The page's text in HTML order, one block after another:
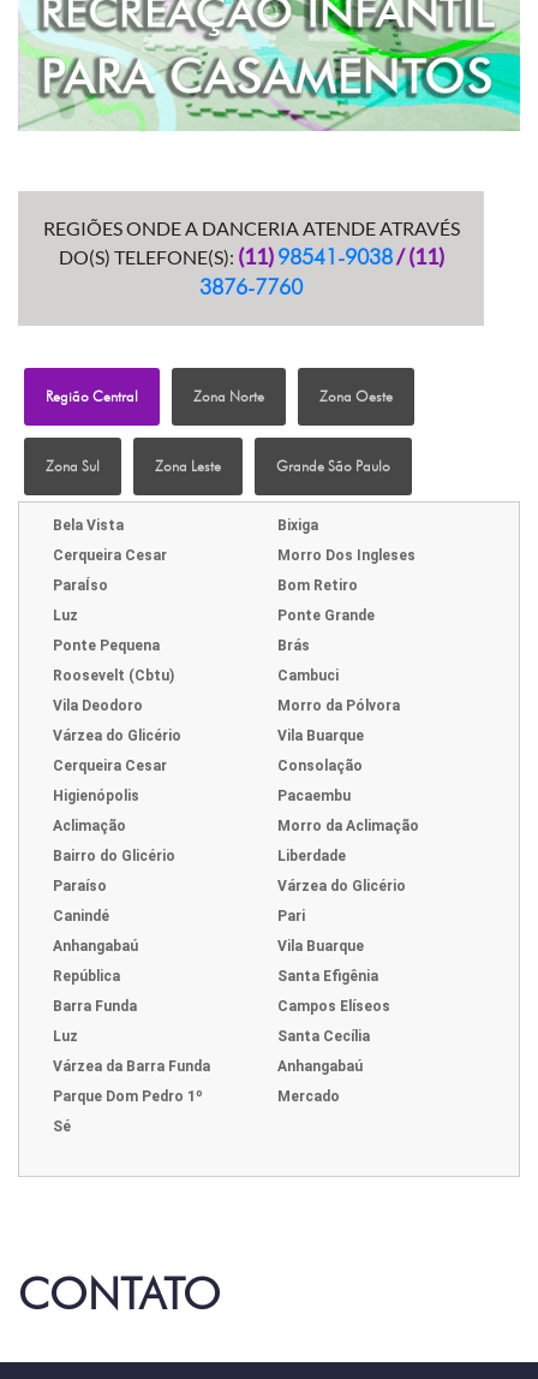
REGIÕES ONDE A DANCERIA ATENDE ATRAVÉS
DO(S) TELEFONE(S): (11)98541-9038/ (11)
3876-7760
Região Central Zona Norte Zona Oeste
Zona Sul Zona Leste Grande São Paulo
Bela Vista
Bixiga
Cerqueira Cesar
Morro Dos Ingleses
ParaÍso
Bom Retiro
Luz
Ponte Grande
Ponte Pequena
Brás
Roosevelt (Cbtu)
Cambuci
Vila Deodoro
Morro da Pólvora
Várzea do Glicério
Vila Buarque
Cerqueira Cesar
Consolação
Higienópolis
Pacaembu
Aclimação
Morro da Aclimação
Bairro do Glicério
Liberdade
Paraíso
Várzea do Glicério
Canindé
Pari
Anhangabaú
Vila Buarque
República
Santa Efigênia
Barra Funda
Campos Elíseos
Luz
Santa Cecília
Várzea da Barra Funda
Anhangabaú
Parque Dom Pedro 1º
Mercado
Sé
CONTATO